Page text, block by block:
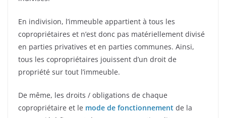
En indivision, l’immeuble appartient à tous les
copropriétaires et n’est donc pas matériellement divisé
en parties privatives et en parties communes. Ainsi,
tous les copropriétaires jouissent d’un droit de
propriété sur tout l’immeuble.
De même, les droits / obligations de chaque
copropriétaire et le mode de fonctionnement de la